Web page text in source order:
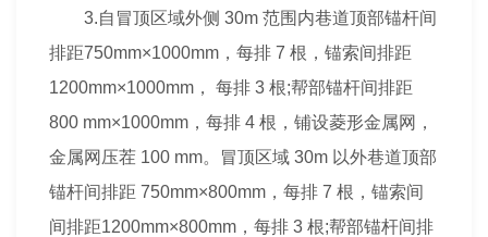
3.自冒顶区域外侧 30m 范围内巷道顶部锚杆间
排距750mm×1000mm，每排 7 根，锚索间排距
1200mm×1000mm， 每排 3 根;帮部锚杆间排距
800 mm×1000mm，每排 4 根，铺设菱形金属网，
金属网压茬 100 mm。冒顶区域 30m 以外巷道顶部
锚杆间排距 750mm×800mm，每排 7 根，锚索间
间排距1200mm×800mm，每排 3 根;帮部锚杆间排